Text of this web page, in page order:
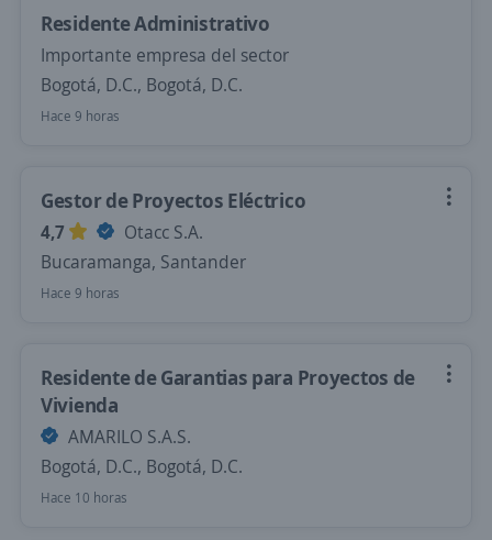
Residente Administrativo
Importante empresa del sector
Bogotá, D.C., Bogotá, D.C.
Hace 9 horas
Gestor de Proyectos Eléctrico
4,7
Otacc S.A.
Bucaramanga, Santander
Hace 9 horas
Residente de Garantias para Proyectos de
Vivienda
AMARILO S.A.S.
Bogotá, D.C., Bogotá, D.C.
Hace 10 horas